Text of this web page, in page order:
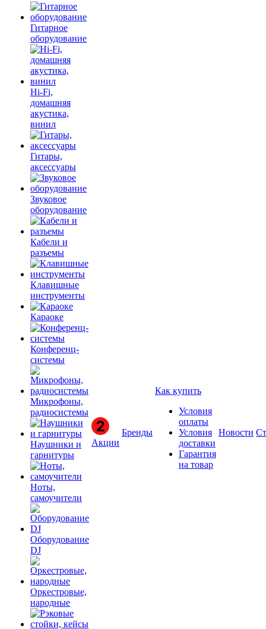
Гитарное
оборудование
Hi-Fi,
домашняя
акустика,
винил
Гитары,
аксессуары
Звуковое
оборудование
Кабели и
разъемы
Клавишные
инструменты
Караоке
Конференц-
системы
Микрофоны,
радиосистемы
Наушники и
гарнитуры
Ноты,
самоучители
Оборудование
DJ
Оркестровые,
народные
Акции
Бренды
Как купить
Условия
оплаты
Условия
доставки
Гарантия
на товар
Новости